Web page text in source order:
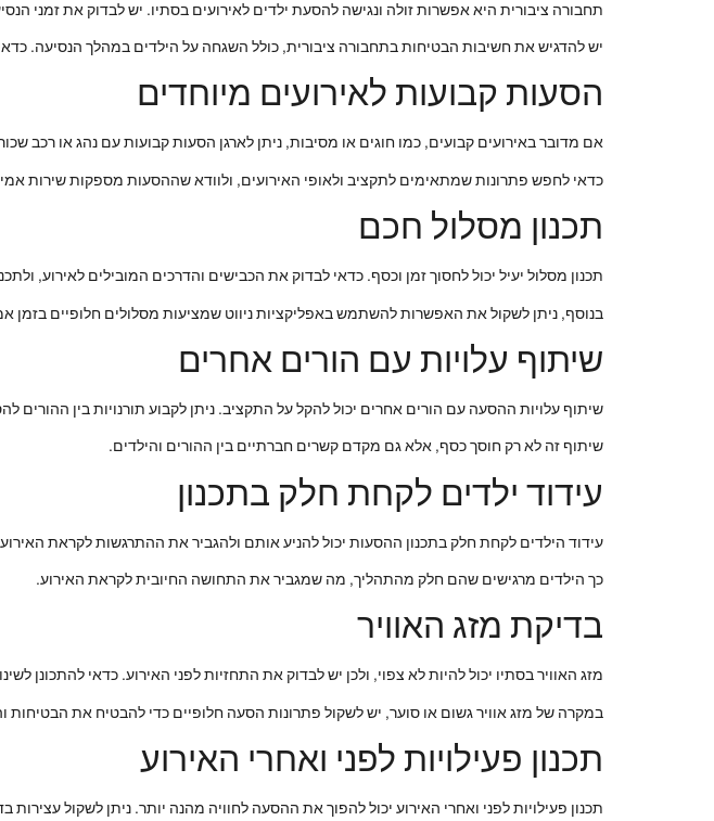
תחבורה ציבורית היא אפשרות זולה ונגישה להסעת ילדים לאירועים בסתיו. יש לבדוק את זמני
יש להדגיש את חשיבות הבטיחות בתחבורה ציבורית, כולל השגחה על הילדים במהלך הנסיעה.
הסעות קבועות לאירועים מיוחדים
אם מדובר באירועים קבועים, כמו חוגים או מסיבות, ניתן לארגן הסעות קבועות עם נהג או רכב
כדאי לחפש פתרונות שמתאימים לתקציב ולאופי האירועים, ולוודא שההסעות מספקות שירות
תכנון מסלול חכם
תכנון מסלול יעיל יכול לחסוך זמן וכסף. כדאי לבדוק את הכבישים והדרכים המובילים לאירוע,
בנוסף, ניתן לשקול את האפשרות להשתמש באפליקציות ניווט שמציעות מסלולים חלופיים בזמן
שיתוף עלויות עם הורים אחרים
שיתוף עלויות ההסעה עם הורים אחרים יכול להקל על התקציב. ניתן לקבוע תורנויות בין ההורים
שיתוף זה לא רק חוסך כסף, אלא גם מקדם קשרים חברתיים בין ההורים והילדים.
עידוד ילדים לקחת חלק בתכנון
עידוד הילדים לקחת חלק בתכנון ההסעות יכול להניע אותם ולהגביר את ההתרגשות לקראת
כך הילדים מרגישים שהם חלק מהתהליך, מה שמגביר את התחושה החיובית לקראת האירוע.
בדיקת מזג האוויר
מזג האוויר בסתיו יכול להיות לא צפוי, ולכן יש לבדוק את התחזיות לפני האירוע. כדאי להתכונן
במקרה של מזג אוויר גשום או סוער, יש לשקול פתרונות הסעה חלופיים כדי להבטיח את הבטיחות
תכנון פעילויות לפני ואחרי האירוע
תכנון פעילויות לפני ואחרי האירוע יכול להפוך את ההסעה לחוויה מהנה יותר. ניתן לשקול עצירות